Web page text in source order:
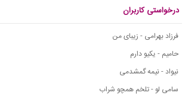
درخواستی کاربران
فرزاد بهرامی - زیبای من
حامیم - یکیو دارم
نیواد - نیمه گمشدمی
سامی لو - تلخم همچو شراب